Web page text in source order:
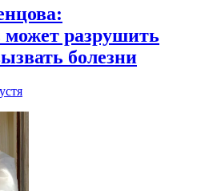
может разрушить
болезни